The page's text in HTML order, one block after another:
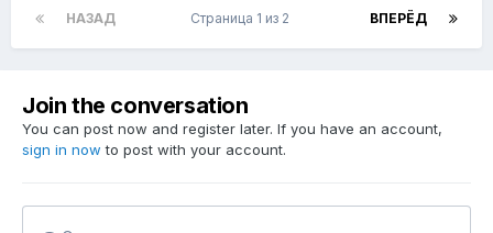
НАЗАД ВПЕРЁД
Страница 1 из 2
Join the conversation
You can post now and register later. If you have an account,
sign in now to post with your account.